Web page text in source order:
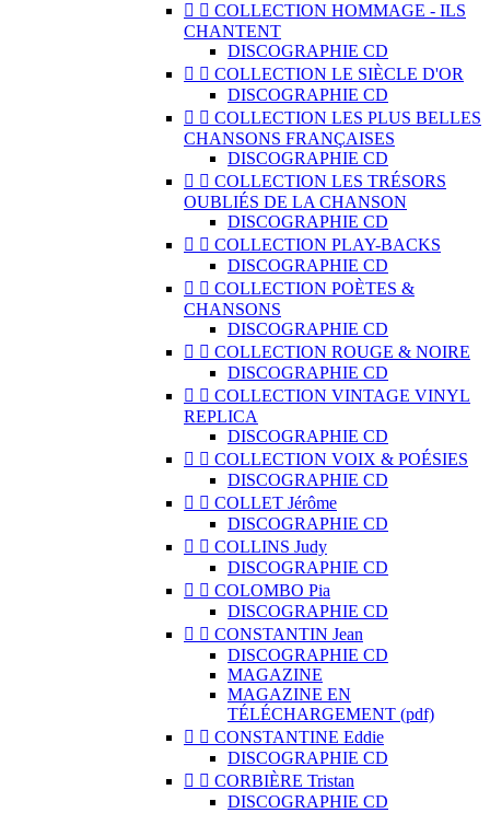
  COLLECTION HOMMAGE - ILS
CHANTENT
DISCOGRAPHIE CD
  COLLECTION LE SIÈCLE D'OR
DISCOGRAPHIE CD
  COLLECTION LES PLUS BELLES
CHANSONS FRANÇAISES
DISCOGRAPHIE CD
  COLLECTION LES TRÉSORS
OUBLIÉS DE LA CHANSON
DISCOGRAPHIE CD
  COLLECTION PLAY-BACKS
DISCOGRAPHIE CD
  COLLECTION POÈTES &
CHANSONS
DISCOGRAPHIE CD
  COLLECTION ROUGE & NOIRE
DISCOGRAPHIE CD
  COLLECTION VINTAGE VINYL
REPLICA
DISCOGRAPHIE CD
  COLLECTION VOIX & POÉSIES
DISCOGRAPHIE CD
  COLLET Jérôme
DISCOGRAPHIE CD
  COLLINS Judy
DISCOGRAPHIE CD
  COLOMBO Pia
DISCOGRAPHIE CD
  CONSTANTIN Jean
DISCOGRAPHIE CD
MAGAZINE
MAGAZINE EN
TÉLÉCHARGEMENT (pdf)
  CONSTANTINE Eddie
DISCOGRAPHIE CD
  CORBIÈRE Tristan
DISCOGRAPHIE CD